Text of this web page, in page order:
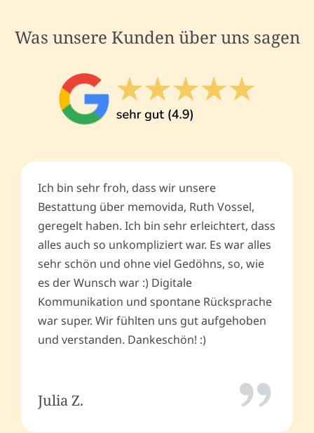
Was unsere Kunden über uns sagen
Ich bin sehr froh, dass wir unsere
Bestattung über memovida, Ruth Vossel,
geregelt haben. Ich bin sehr erleichtert, dass
alles auch so unkompliziert war. Es war alles
sehr schön und ohne viel Gedöhns, so, wie
es der Wunsch war :) Digitale
Kommunikation und spontane Rücksprache
war super. Wir fühlten uns gut aufgehoben
und verstanden. Dankeschön! :)
Julia Z.